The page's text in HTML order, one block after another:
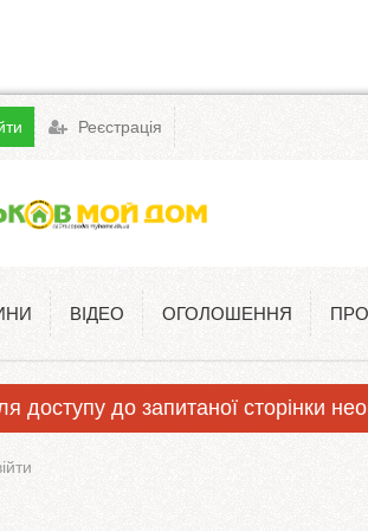
Реєстрація
ВІДЕО ОГОЛОШЕННЯ
доступу до запитаної сторінки